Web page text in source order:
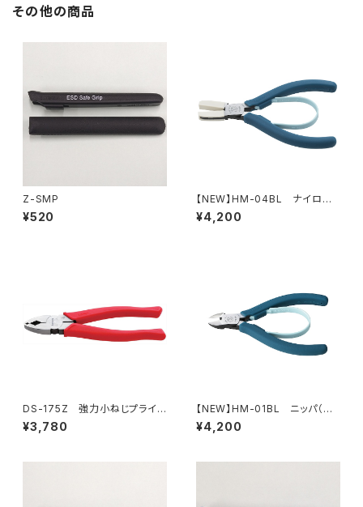
その他の商品
Z-SMP
¥520
【NEW】HM-04BL ナイロン
ジョープライヤー（ピーコックブ
ルー）
¥4,200
DS-175Z 強力小ねじプライヤ
ー
¥3,780
【NEW】HM-01BL ニッパ（ピ
ーコックブルー）
¥4,200